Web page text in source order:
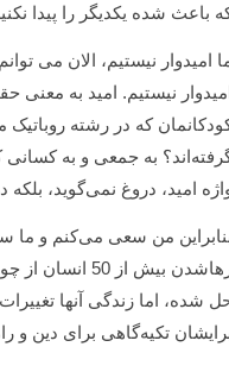
باعث شده یکدیگر را پیدا
نیستیم. امید به معنی
که در رشته
به جمعی و به کسانی
امید، دروغ نمی‌گوید،
من سعی می‌کنم و ما
شده، اما زندگی آنها
تکیه‌گاهی برای دین